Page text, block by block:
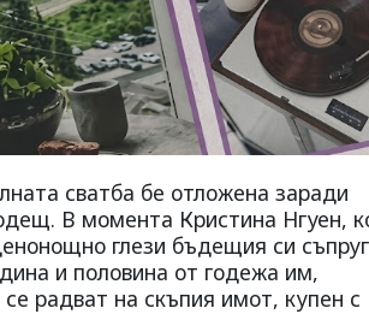
сватба бе отложена заради
В момента Кристина Нгуен,
глези бъдещия си
и половина от годежа им,
радват на скъпия имот, купен с